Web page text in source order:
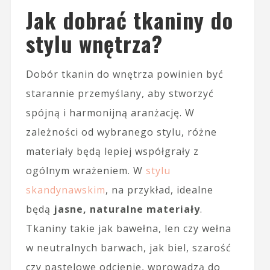
Jak dobrać tkaniny do
stylu wnętrza?
Dobór tkanin do wnętrza powinien być
starannie przemyślany, aby stworzyć
spójną i harmonijną aranżację. W
zależności od wybranego stylu, różne
materiały będą lepiej współgrały z
ogólnym wrażeniem. W stylu
skandynawskim, na przykład, idealne
będą jasne, naturalne materiały.
Tkaniny takie jak bawełna, len czy wełna
w neutralnych barwach, jak biel, szarość
czy pastelowe odcienie, wprowadzą do